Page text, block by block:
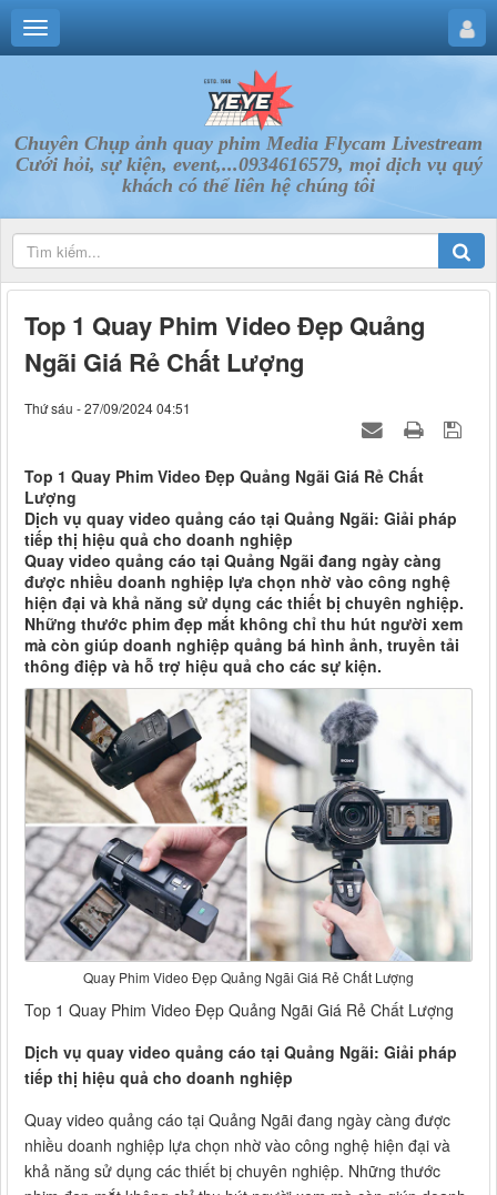
Chuyên Chụp ảnh quay phim Media Flycam Livestream
Cưới hỏi, sự kiện, event,...0934616579, mọi dịch vụ quý
khách có thể liên hệ chúng tôi
Top 1 Quay Phim Video Đẹp Quảng
Ngãi Giá Rẻ Chất Lượng
Thứ sáu - 27/09/2024 04:51
Top 1 Quay Phim Video Đẹp Quảng Ngãi Giá Rẻ Chất
Lượng
Dịch vụ quay video quảng cáo tại Quảng Ngãi: Giải pháp
tiếp thị hiệu quả cho doanh nghiệp
Quay video quảng cáo tại Quảng Ngãi đang ngày càng
được nhiều doanh nghiệp lựa chọn nhờ vào công nghệ
hiện đại và khả năng sử dụng các thiết bị chuyên nghiệp.
Những thước phim đẹp mắt không chỉ thu hút người xem
mà còn giúp doanh nghiệp quảng bá hình ảnh, truyền tải
thông điệp và hỗ trợ hiệu quả cho các sự kiện.
Quay Phim Video Đẹp Quảng Ngãi Giá Rẻ Chất Lượng
Top 1 Quay Phim Video Đẹp Quảng Ngãi Giá Rẻ Chất Lượng
Dịch vụ quay video quảng cáo tại Quảng Ngãi: Giải pháp
tiếp thị hiệu quả cho doanh nghiệp
Quay video quảng cáo tại Quảng Ngãi đang ngày càng được
nhiều doanh nghiệp lựa chọn nhờ vào công nghệ hiện đại và
khả năng sử dụng các thiết bị chuyên nghiệp. Những thước